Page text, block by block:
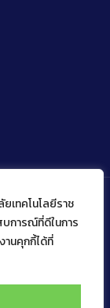
เทคโนโลยีราช
การณ์ที่ดีในการ
านคุกกี้ได้ที่
มหาวิทยาลัย